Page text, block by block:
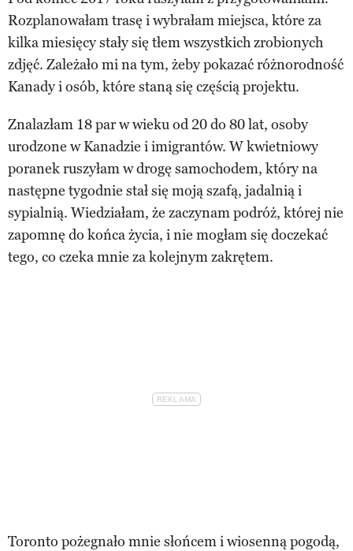
Rozplanowałam trasę i wybrałam miejsca, które za
kilka miesięcy stały się tłem wszystkich zrobionych
zdjęć. Zależało mi na tym, żeby pokazać różnorodność
Kanady i osób, które staną się częścią projektu.
Znalazłam 18 par w wieku od 20 do 80 lat, osoby
urodzone w Kanadzie i imigrantów. W kwietniowy
poranek ruszyłam w drogę samochodem, który na
następne tygodnie stał się moją szafą, jadalnią i
sypialnią. Wiedziałam, że zaczynam podróż, której nie
zapomnę do końca życia, i nie mogłam się doczekać
tego, co czeka mnie za kolejnym zakrętem.
Toronto pożegnało mnie słońcem i wiosenną pogodą,